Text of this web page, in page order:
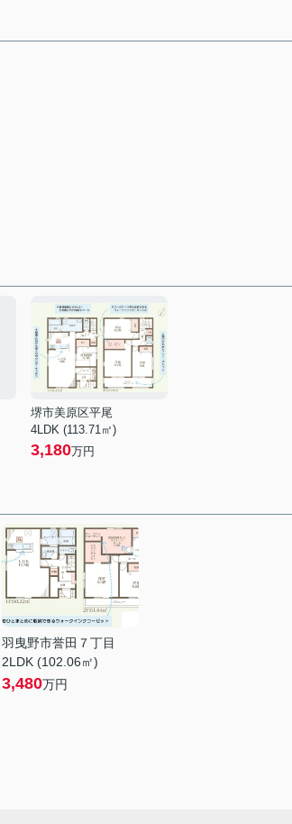
堺市美原区平尾
4LDK (113.71㎡)
3,180万円
羽曳野市誉田７丁目
2LDK (102.06㎡)
3,480万円